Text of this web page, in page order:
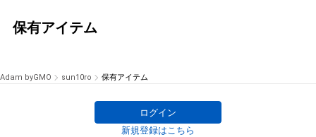
100〜200秒のNFT動画をオークションにかけているので、購入
して所有することができます。
保有アイテム
Adam byGMO sun10ro 保有アイテム
ログイン
新規登録はこちら